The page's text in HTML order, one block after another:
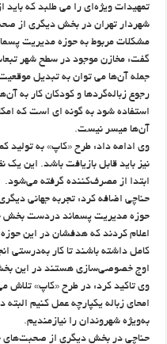
تمهیدات ویژه‌ای را می طلبد که باید
شهردار تهران در بخش دیگری از
مشکلات مربوط به حوزه مدیریت
گفت: مخازن موجود در سطح شهر
جمله آن‌ها می توان به تبدیل
رجوع زباله‌گردها و کودکان کار به
استفاده شود به گونه ای است که
آن‌ها میسر نیست.
وی ادامه داد: طرح «کاپ» به تولید
نیز باید قابل بازیافت باشد. این یک
ابتدا از مصرف‌کننده گرفته می‌شود.
حناچی اضافه کرد: تجربه جهانی
حوزه مدیریت پسماند دردست بخش
اعلام کردند که هدفشان در این
کامل داشته باشند تا کار به‌درستی
اوج خصوصی‌سازی هستند در این
وی تاکید کرد: در طرح «کاپ» تلاش
امحای زباله یکپارچه عمل کنیم
به‌ویژه شهروندان را نیازمندیم.
حناچی در بخش دیگری از صحبت‌های